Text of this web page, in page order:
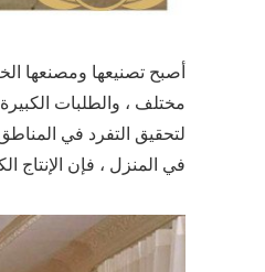
أصبح تصنيعها ومصنعها
مختلف ، والطلبات
لتحقيق التفرد في
في المنزل ، فإن الإنتاج